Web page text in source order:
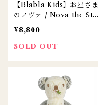
【Blabla Kids】お星さま
のノヴァ / Nova the Sta
r
¥8,800
SOLD OUT